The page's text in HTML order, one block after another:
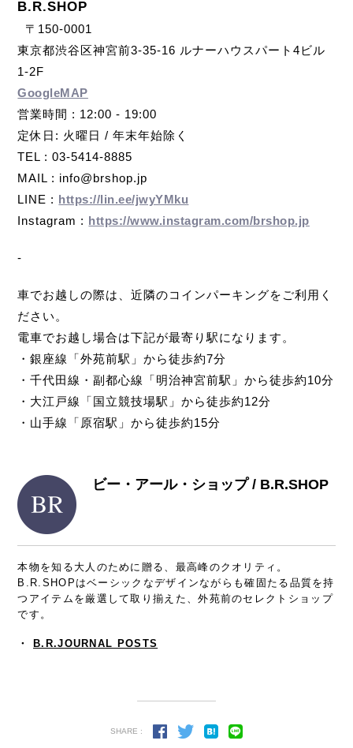
B.R.SHOP
〒150-0001
東京都渋谷区神宮前3-35-16 ルナーハウスパート4ビル
1-2F
GoogleMAP
営業時間 : 12:00 - 19:00
定休日: 火曜日 / 年末年始除く
TEL : 03-5414-8885
MAIL : info@brshop.jp
LINE : https://lin.ee/jwyYMku
Instagram : https://www.instagram.com/brshop.jp
-
車でお越しの際は、近隣のコインパーキングをご利用く
ださい。
電車でお越し場合は下記が最寄り駅になります。
・銀座線「外苑前駅」から徒歩約7分
・千代田線・副都心線「明治神宮前駅」から徒歩約10分
・大江戸線「国立競技場駅」から徒歩約12分
・山手線「原宿駅」から徒歩約15分
ビー・アール・ショップ / B.R.SHOP
本物を知る大人のために贈る、最高峰のクオリティ。
B.R.SHOPはベーシックなデザインながらも確固たる品質を持
つアイテムを厳選して取り揃えた、外苑前のセレクトショップ
です。
・ B.R.JOURNAL POSTS
SHARE :